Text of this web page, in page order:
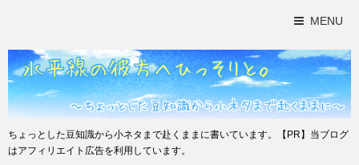
MENU
ちょっとした豆知識から小ネタまで赴くままに書いています。【PR】当ブログ
はアフィリエイト広告を利用しています。